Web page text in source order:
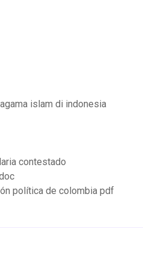
islam di indonesia
contestado
política de colombia pdf